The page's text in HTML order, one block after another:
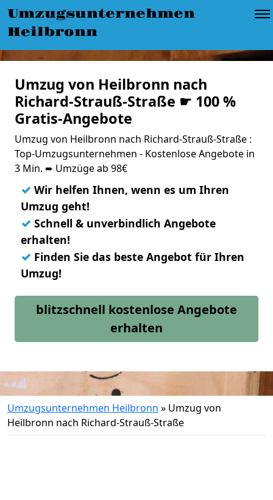
Umzugsunternehmen
Heilbronn
Umzug von Heilbronn nach
Richard-Strauß-Straße ☛ 100 %
Gratis-Angebote
Umzug von Heilbronn nach Richard-Strauß-Straße :
Top-Umzugsunternehmen - Kostenlose Angebote in
3 Min. ➨ Umzüge ab 98€
✓ Wir helfen Ihnen, wenn es um Ihren
Umzug geht!
✓ Schnell & unverbindlich Angebote
erhalten!
✓ Finden Sie das beste Angebot für Ihren
Umzug!
blitzschnell kostenlose Angebote
erhalten
Umzugsunternehmen Heilbronn » Umzug von
Heilbronn nach Richard-Strauß-Straße